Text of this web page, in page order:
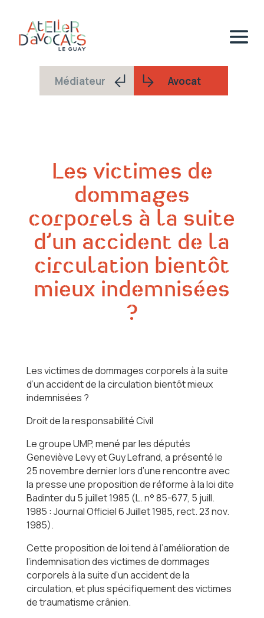
Médiateur Avocat
Les victimes de
dommages
corporels à la suite
d’un accident de la
circulation bientôt
mieux indemnisées
?
Les victimes de dommages corporels à la suite
d’un accident de la circulation bientôt mieux
indemnisées ?
Droit de la responsabilité Civil
Le groupe UMP, mené par les députés
Geneviève Levy et Guy Lefrand, a présenté le
25 novembre dernier lors d’une rencontre avec
la presse une proposition de réforme à la loi dite
Badinter du 5 juillet 1985 (L. n° 85-677, 5 juill.
1985 : Journal Officiel 6 Juillet 1985, rect. 23 nov.
1985).
Cette proposition de loi tend à l’amélioration de
l’indemnisation des victimes de dommages
corporels à la suite d’un accident de la
circulation, et plus spécifiquement des victimes
de traumatisme crânien.